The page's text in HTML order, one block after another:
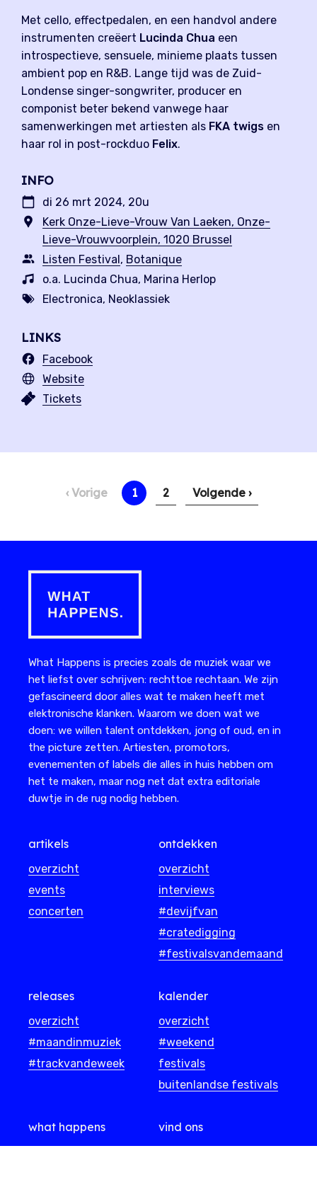
Met cello, effectpedalen, en een handvol andere
instrumenten creëert Lucinda Chua een
introspectieve, sensuele, minieme plaats tussen
ambient pop en R&B. Lange tijd was de Zuid-
Londense singer-songwriter, producer en
componist beter bekend vanwege haar
samenwerkingen met artiesten als FKA twigs en
haar rol in post-rockduo Felix.
INFO
di 26 mrt 2024, 20u
Kerk Onze-Lieve-Vrouw Van Laeken, Onze-
Lieve-Vrouwvoorplein, 1020 Brussel
Listen Festival, Botanique
o.a. Lucinda Chua, Marina Herlop
Electronica, Neoklassiek
LINKS
Facebook
Website
Tickets
Vorige
‹ Vorige
Huidige
1 Pagina
2
Volgende
Volgende ›
What Happens is precies zoals de muziek waar we
het liefst over schrijven: rechttoe rechtaan. We zijn
gefascineerd door alles wat te maken heeft met
elektronische klanken. Waarom we doen wat we
doen: we willen talent ontdekken, jong of oud, en in
the picture zetten. Artiesten, promotors,
evenementen of labels die alles in huis hebben om
het te maken, maar nog net dat extra editoriale
duwtje in de rug nodig hebben.
artikels
overzicht
events
concerten
ontdekken
overzicht
interviews
#devijfvan
#cratedigging
#festivalsvandemaand
releases
overzicht
#maandinmuziek
#trackvandeweek
kalender
overzicht
#weekend
festivals
buitenlandse festivals
what happens vind ons